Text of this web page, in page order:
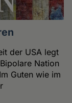
der USA legt
Nation
Guten wie im